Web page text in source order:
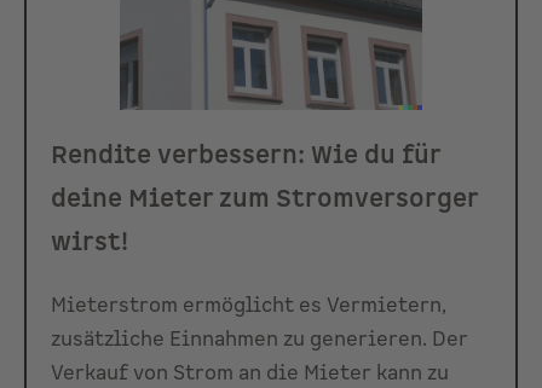
Rendite verbessern: Wie du für
deine Mieter zum Stromversorger
wirst!
Mieterstrom ermöglicht es Vermietern,
zusätzliche Einnahmen zu generieren. Der
Verkauf von Strom an die Mieter kann zu